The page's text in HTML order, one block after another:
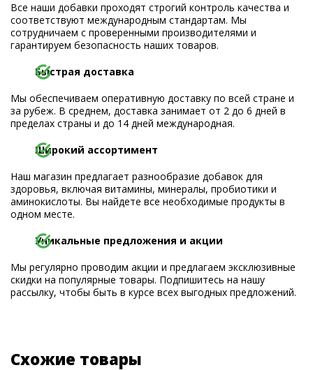
Все наши добавки проходят строгий контроль качества и
соответствуют международным стандартам. Мы
сотрудничаем с проверенными производителями и
гарантируем безопасность наших товаров.
Быстрая доставка
Мы обеспечиваем оперативную доставку по всей стране и
за рубеж. В среднем, доставка занимает от 2 до 6 дней в
пределах страны и до 14 дней международная.
Широкий ассортимент
Наш магазин предлагает разнообразие добавок для
здоровья, включая витамины, минералы, пробиотики и
аминокислоты. Вы найдете все необходимые продукты в
одном месте.
Уникальные предложения и акции
Мы регулярно проводим акции и предлагаем эксклюзивные
скидки на популярные товары. Подпишитесь на нашу
рассылку, чтобы быть в курсе всех выгодных предложений.
Схожие товары